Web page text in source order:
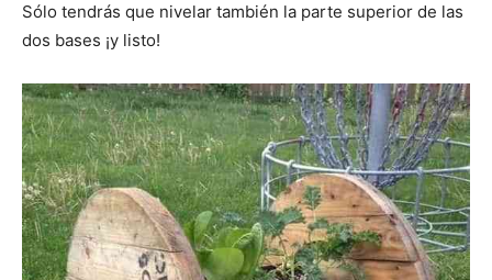
Sólo tendrás que nivelar también la parte superior de las
dos bases ¡y listo!